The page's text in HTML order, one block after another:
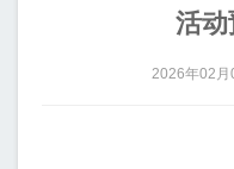
活动
2026年02